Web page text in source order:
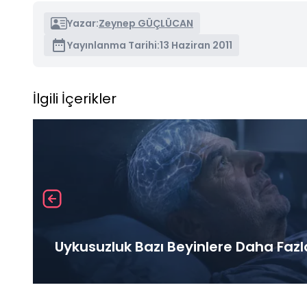
Yazar:Zeynep GÜÇLÜCAN
Yayınlanma Tarihi:13 Haziran 2011
İlgili İçerikler
Uykusuzluk Bazı Beyinlere Daha